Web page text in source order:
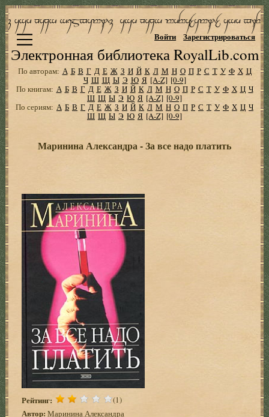
Электронная библиотека RoyalLib.com
Войти Зарегистрироваться
По авторам: А Б В Г Д Е Ж З И Й К Л М Н О П Р С Т У Ф Х Ц
Ч Ш Щ Ы Э Ю Я [A-Z] [0-9]
По книгам: А Б В Г Д Е Ж З И Й К Л М Н О П Р С Т У Ф Х Ц Ч
Ш Щ Ы Э Ю Я [A-Z] [0-9]
По сериям: А Б В Г Д Е Ж З И Й К Л М Н О П Р С Т У Ф Х Ц Ч
Ш Щ Ы Э Ю Я [A-Z] [0-9]
Маринина Александра - За все надо платить
Рейтинг: (1)
Автор: Маринина Александра